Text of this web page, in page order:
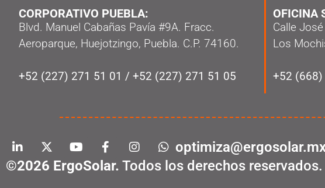
CORPORATIVO PUEBLA:
Blvd. Manuel Cabañas Pavía #9A. Fracc.
Aeroparque, Huejotzingo, Puebla. C.P. 74160.
+52 (227) 271 51 01 / +52 (227) 271 51 05
OFICINA
Calle
Los
+52
©2026 ErgoSolar. Todos los derechos reservados.